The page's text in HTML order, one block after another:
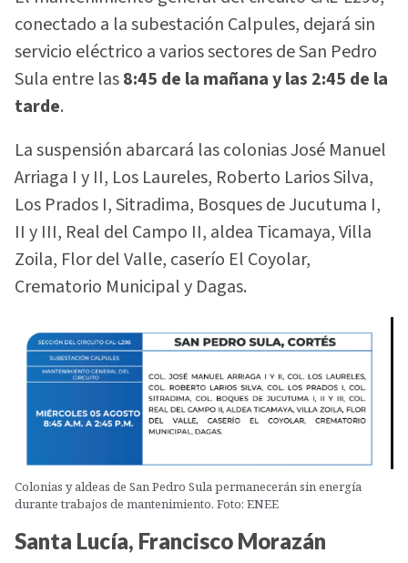
conectado a la subestación Calpules, dejará sin
servicio eléctrico a varios sectores de San Pedro
Sula entre las8:45 de la mañana y las 2:45 de la
tarde.
La suspensión abarcará las colonias José Manuel
Arriaga I y II, Los Laureles, Roberto Larios Silva,
Los Prados I, Sitradima, Bosques de Jucutuma I,
II y III, Real del Campo II, aldea Ticamaya, Villa
Zoila, Flor del Valle, caserío El Coyolar,
Crematorio Municipal y Dagas.
Colonias y aldeas de San Pedro Sula permanecerán sin energía
durante trabajos de mantenimiento. Foto: ENEE
Santa Lucía, Francisco Morazán